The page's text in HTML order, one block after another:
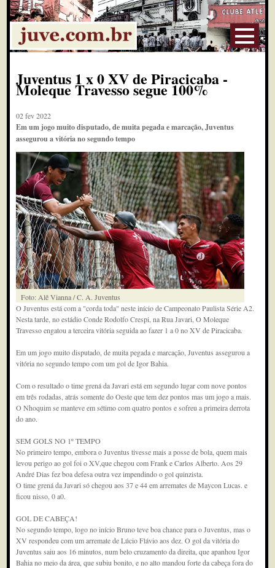
Juventus 1 x 0 XV de Piracicaba -
Moleque Travesso segue 100%
02 fev 2022
Em um jogo muito disputado, de muita pegada e marcação, Juventus
assegurou a vitória no segundo tempo
Foto: Alê Vianna / C. A. Juventus
O Juventus está com a "corda toda" neste início de Campeonato Paulista Série A2.
Nesta tarde, no estádio Conde Rodolfo Crespi, na Rua Javari, O Moleque
Travesso engatou a terceira vitória seguida ao fazer 1 a 0 no XV de Piracicaba.
Em um jogo muito disputado, de muita pegada e marcação, Juventus assegurou a
vitória no segundo tempo com um gol de Igor Bahia.
Com o resultado o time grená da Javari está em segundo lugar com nove pontos
em três rodadas, atrás somente do Oeste que tem dez pontos mas um jogo a mais.
O Nhoquim se manteve em sétimo com quatro pontos e sofreu a primeira derrota
do ano.
SEM GOLS NO 1º TEMPO
No primeiro tempo, embora o Juventus tivesse mais a posse de bola, quem mais
levou perigo ao gol foi o XV,que chegou com Frank e Carlos Alberto. Aos 29
André Dias fez boa defesa outra vez impendindo o gol quinzista.
O time grená da Javari só chegou aos 37 e 44 em arremates de Maycon Lucas. e
ficou nisso, 0 a0.
GOL DE CABEÇA!
No segundo tempo, logo no início Bruno teve boa chance para o Juventus, mas o
XV respondeu com um arremate de Lúcio Flávio aos dez. O gol da vitória do
Juventus saiu aos 16 minutos, num belo cruzamento da direita, que apanhou Igor
Bahia no meio da área, que subiu bonito, e no alto mandou forte da cabeça fora do